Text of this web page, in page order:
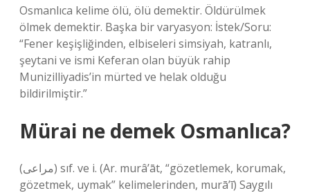
Osmanlıca kelime ölü, ölü demektir. Öldürülmek
ölmek demektir. Başka bir varyasyon: İstek/Soru:
“Fener keşişliğinden, elbiseleri simsiyah, katranlı,
şeytani ve ismi Keferan olan büyük rahip
Munizilliyadis’in mürted ve helak olduğu
bildirilmiştir.”
Mürai ne demek Osmanlıca?
(ﻣﺮﺍﻋﻰ) sıf. ve i. (Ar. murâ’āt, “gözetlemek, korumak,
gözetmek, uymak” kelimelerinden, murā’ī) Saygılı